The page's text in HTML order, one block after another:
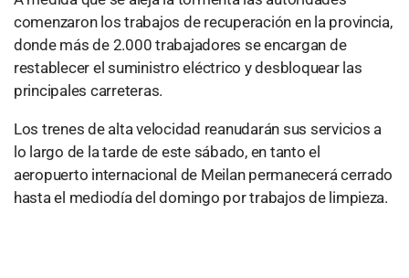
comenzaron los trabajos de recuperación en la provincia,
donde más de 2.000 trabajadores se encargan de
restablecer el suministro eléctrico y desbloquear las
principales carreteras.
Los trenes de alta velocidad reanudarán sus servicios a
lo largo de la tarde de este sábado, en tanto el
aeropuerto internacional de Meilan permanecerá cerrado
hasta el mediodía del domingo por trabajos de limpieza.